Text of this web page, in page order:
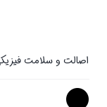
اصالت و سلامت